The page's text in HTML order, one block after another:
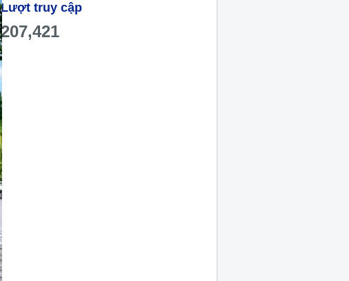
Lượt truy cập
207,421